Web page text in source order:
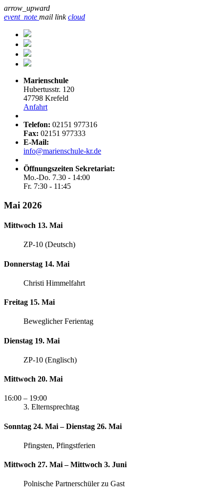
arrow_upward
event_note mail link cloud
Marienschule
Hubertusstr. 120
47798 Krefeld
Anfahrt
Telefon: 02151 977316
Fax: 02151 977333
E-Mail:
info@marienschule-kr.de
Öffnungszeiten Sekretariat:
Mo.-Do. 7.30 - 14:00
Fr. 7:30 - 11:45
Mai 2026
Mittwoch 13. Mai
ZP-10 (Deutsch)
Donnerstag 14. Mai
Christi Himmelfahrt
Freitag 15. Mai
Beweglicher Ferientag
Dienstag 19. Mai
ZP-10 (Englisch)
Mittwoch 20. Mai
16:00 – 19:00
3. Elternsprechtag
Sonntag 24. Mai – Dienstag 26. Mai
Pfingsten, Pfingstferien
Mittwoch 27. Mai – Mittwoch 3. Juni
Polnische Partnerschüler zu Gast